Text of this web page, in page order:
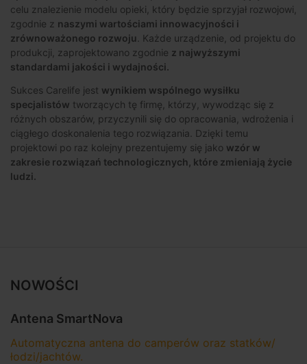
celu znalezienie modelu opieki, który będzie sprzyjał rozwojowi,
zgodnie z naszymi wartościami innowacyjności i
zrównoważonego rozwoju
. Każde urządzenie, od projektu do
produkcji, zaprojektowano zgodnie z najwyższymi
standardami jakości i wydajności.
Sukces Carelife jest wynikiem wspólnego wysiłku
specjalistów tworzących tę firmę, którzy, wywodząc się z
różnych obszarów, przyczynili się do opracowania, wdrożenia i
ciągłego doskonalenia tego rozwiązania. Dzięki temu
projektowi po raz kolejny prezentujemy się jako wzór w
zakresie rozwiązań technologicznych, które zmieniają życie
ludzi.
NOWOŚCI
Antena SmartNova
Automatyczna antena do camperów oraz statków/
łodzi/jachtów.